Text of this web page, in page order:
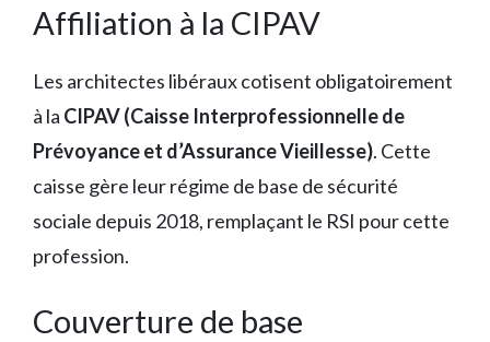
Affiliation à la CIPAV
Les architectes libéraux cotisent obligatoirement
à la CIPAV (Caisse Interprofessionnelle de
Prévoyance et d’Assurance Vieillesse). Cette
caisse gère leur régime de base de sécurité
sociale depuis 2018, remplaçant le RSI pour cette
profession.
Couverture de base